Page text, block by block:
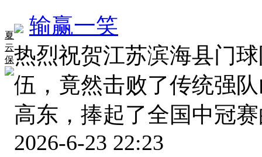
夏
云
保
输赢一笑
热烈祝贺江苏滨海县门
伍，竟然击败了传统强
高东，捧起了全国中冠
2026-6-23 22:23